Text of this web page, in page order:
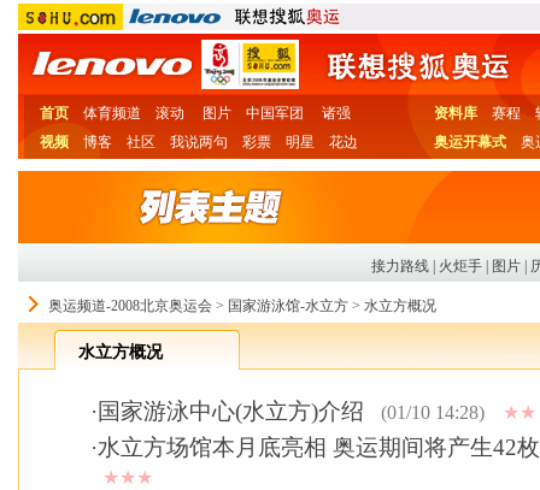
首页 体育频道 滚动 图片 中国军团
诸强
视频
博客 社区 我说两句 彩票 明星 花边
资料库 赛程
奥运开幕式
奥
接力路线 火炬手 图片
奥运频道-2008北京奥运会 > 国家游泳馆-水立方 > 水立方概况
水立方概况
· 国家游泳中心(水立方)介绍 (01/10 14:28) ★★
·水立方场馆本月底亮相 奥运期间将产生42
★★★